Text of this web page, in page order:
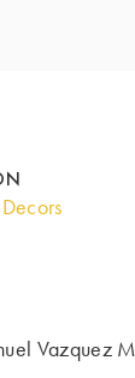
Vazquez